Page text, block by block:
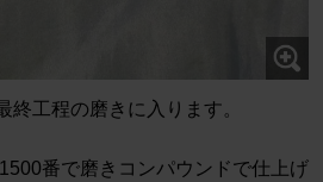
終工程の磨きに入ります。
番で磨きコンパウンドで仕上げ